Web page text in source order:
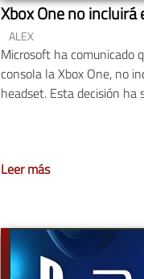
Xbox One no incluirá
ALEX
Microsoft ha comunicado
consola la Xbox One, no
headset. Esta decisión ha
Leer más